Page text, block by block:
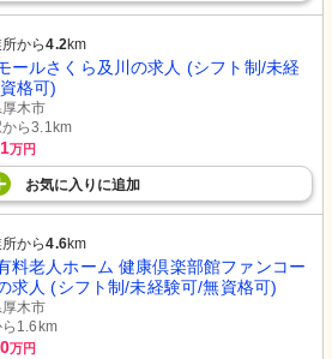
から4.2km
ールさくら及川の求人 (シフト制/未経
格可)
木市
ら3.1km
万円
お気に入り に追加
から4.6km
料老人ホーム 健康倶楽部館ファンコー
求人 (シフト制/未経験可/無資格可)
木市
1.6km
万円